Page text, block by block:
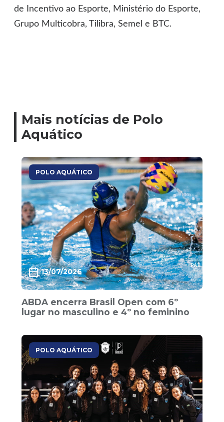
de Incentivo ao Esporte, Ministério do Esporte,
Grupo Multicobra, Tilibra, Semel e BTC.
Mais notícias de Polo
Aquático
POLO AQUÁTICO
13/07/2026
ABDA encerra Brasil Open com 6º
lugar no masculino e 4º no feminino
POLO AQUÁTICO